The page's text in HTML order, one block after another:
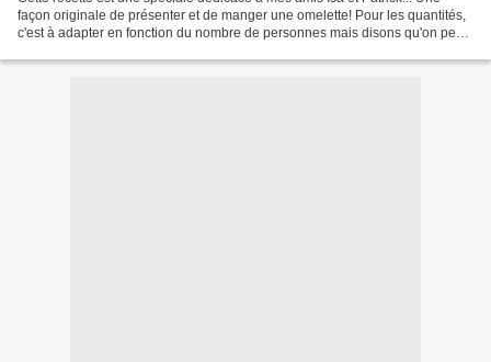
façon originale de présenter et de manger une omelette! Pour les quantités,
c'est à adapter en fonction du nombre de personnes mais disons qu'on peut